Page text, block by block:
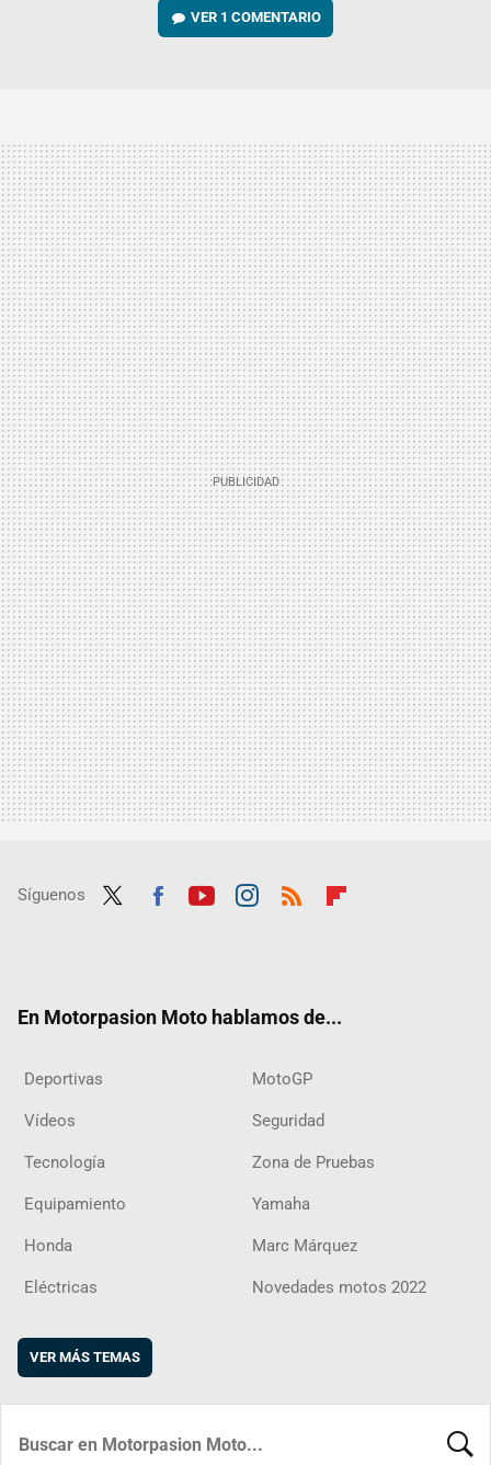
VER 1 COMENTARIO
Síguenos
En Motorpasion Moto hablamos de...
Deportivas MotoGP
Vídeos Seguridad
Tecnología Zona de Pruebas
Equipamiento Yamaha
Honda Marc Márquez
Eléctricas Novedades motos 2022
VER MÁS TEMAS